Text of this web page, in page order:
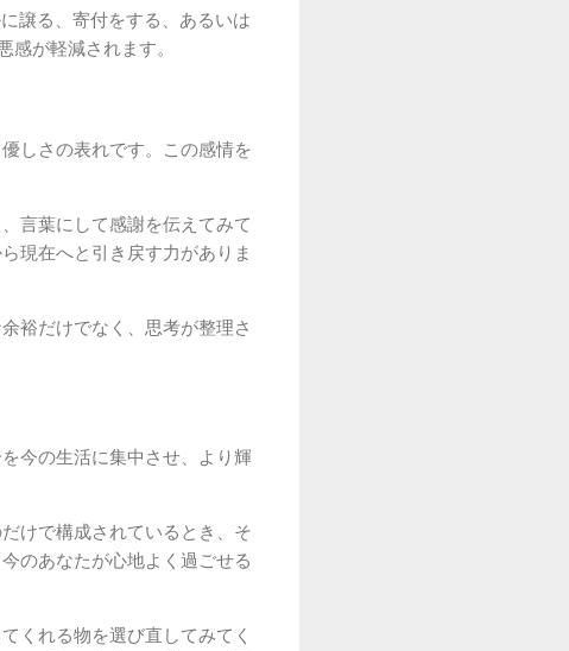
譲る、寄付をする、あるいは
が軽減されます。
しさの表れです。この感情を
言葉にして感謝を伝えてみて
現在へと引き戻す力がありま
裕だけでなく、思考が整理さ
今の生活に集中させ、より輝
けで構成されているとき、そ
のあなたが心地よく過ごせる
くれる物を選び直してみてく